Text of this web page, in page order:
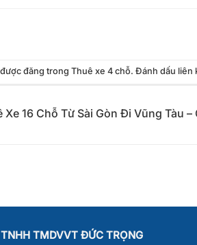
đăng trong Thuê xe 4 chỗ. Đánh dấu liên
Xe 16 Chỗ Từ Sài Gòn Đi Vũng Tàu –
TMDVVT ĐỨC TRỌNG